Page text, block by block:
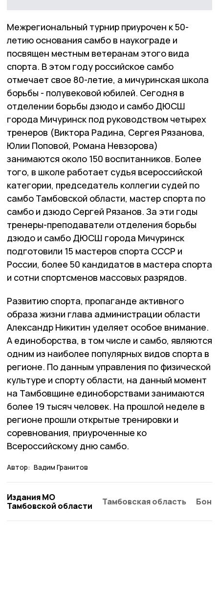
Межрегиональный турнир приурочен к 50-
летию основания самбо в наукограде и
посвящен местным ветеранам этого вида
спорта. В этом году российское самбо
отмечает свое 80-летие, а мичуринская школа
борьбы - полувековой юбилей. Сегодня в
отделении борьбы дзюдо и самбо ДЮСШ
города Мичуринск под руководством четырех
тренеров (Виктора Радина, Сергея Рязанова,
Юлии Поповой, Романа Невзорова)
занимаются около 150 воспитанников. Более
того, в школе работает судья всероссийской
категории, председатель коллегии судей по
самбо Тамбовской области, мастер спорта по
самбо и дзюдо Сергей Рязанов. За эти годы
тренеры-преподаватели отделения борьбы
дзюдо и самбо ДЮСШ города Мичуринск
подготовили 15 мастеров спорта СССР и
России, более 50 кандидатов в мастера спорта
и сотни спортсменов массовых разрядов.
Развитию спорта, пропаганде активного
образа жизни глава администрации области
Александр Никитин уделяет особое внимание.
А единоборства, в том числе и самбо, являются
одним из наиболее популярных видов спорта в
регионе. По данным управления по физической
культуре и спорту области, на данный момент
на Тамбовщине единоборствами занимаются
более 19 тысяч человек. На прошлой неделе в
регионе прошли открытые тренировки и
соревнования, приуроченные ко
Всероссийскому дню самбо.
Автор: Вадим Гранитов
Издания МО
Тамбовской области
Тамбовская область